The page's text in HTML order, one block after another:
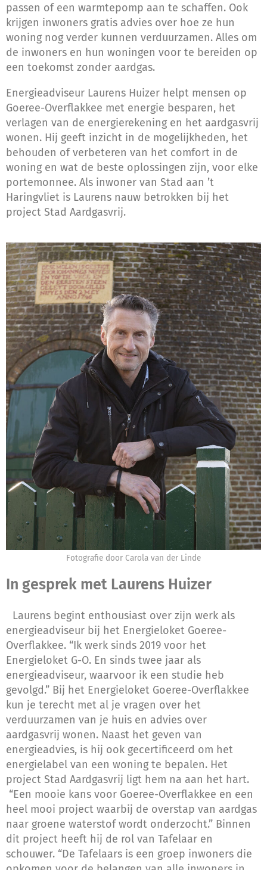
passen of een warmtepomp aan te schaffen. Ook
krijgen inwoners gratis advies over hoe ze hun
woning nog verder kunnen verduurzamen. Alles om
de inwoners en hun woningen voor te bereiden op
een toekomst zonder aardgas.
Energieadviseur Laurens Huizer helpt mensen op
Goeree-Overflakkee met energie besparen, het
verlagen van de energierekening en het aardgasvrij
wonen. Hij geeft inzicht in de mogelijkheden, het
behouden of verbeteren van het comfort in de
woning en wat de beste oplossingen zijn, voor elke
portemonnee. Als inwoner van Stad aan ’t
Haringvliet is Laurens nauw betrokken bij het
project Stad Aardgasvrij.
Fotografie door Carola van der Linde
In gesprek met Laurens Huizer
Laurens begint enthousiast over zijn werk als
energieadviseur bij het Energieloket Goeree-
Overflakkee. “Ik werk sinds 2019 voor het
Energieloket G-O. En sinds twee jaar als
energieadviseur, waarvoor ik een studie heb
gevolgd.” Bij het Energieloket Goeree-Overflakkee
kun je terecht met al je vragen over het
verduurzamen van je huis en advies over
aardgasvrij wonen. Naast het geven van
energieadvies, is hij ook gecertificeerd om het
energielabel van een woning te bepalen. Het
project Stad Aardgasvrij ligt hem na aan het hart.
“Een mooie kans voor Goeree-Overflakkee en een
heel mooi project waarbij de overstap van aardgas
naar groene waterstof wordt onderzocht.” Binnen
dit project heeft hij de rol van Tafelaar en
schouwer. “De Tafelaars is een groep inwoners die